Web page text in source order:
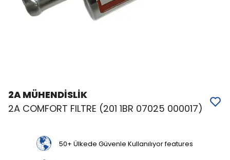
2A MÜHENDİSLİK
2A COMFORT FILTRE (201 1BR 07025 000017)
50+ Ülkede Güvenle Kullanılıyor features